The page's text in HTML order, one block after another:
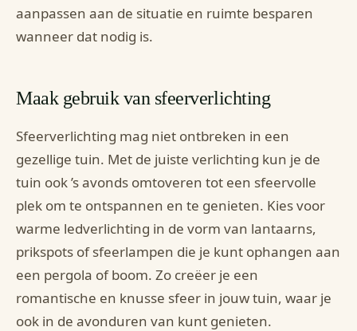
aanpassen aan de situatie en ruimte besparen
wanneer dat nodig is.
Maak gebruik van sfeerverlichting
Sfeerverlichting mag niet ontbreken in een
gezellige tuin. Met de juiste verlichting kun je de
tuin ook ’s avonds omtoveren tot een sfeervolle
plek om te ontspannen en te genieten. Kies voor
warme ledverlichting in de vorm van lantaarns,
prikspots of sfeerlampen die je kunt ophangen aan
een pergola of boom. Zo creëer je een
romantische en knusse sfeer in jouw tuin, waar je
ook in de avonduren van kunt genieten.